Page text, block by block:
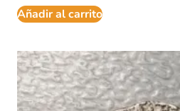
Añadir al carrito